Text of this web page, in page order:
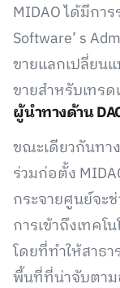
MIDAO ได้มีกา
Software’ s
ขายแลกเปลี่ยน
ขายสำหรับเทร
ผู้นำทางด้าน
ขณะเดียวกันทา
ร่วมก่อตั้ง
กระจายศูนย์จะ
การเข้าถึงเทค
โดยที่ทำให้สาธ
พื้นที่ที่น่าจับตาม